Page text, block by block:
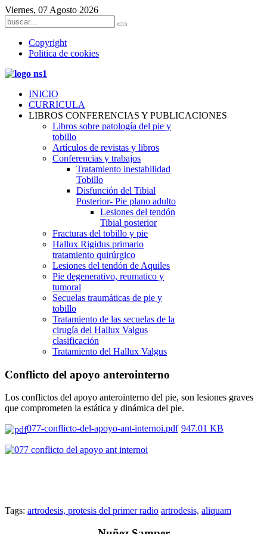
Viernes, 07 Agosto 2026
Copyright
Politica de cookies
INICIO
CURRICULA
LIBROS CONFERENCIAS Y PUBLICACIONES
Libros sobre patología del pie y
tobillo
Artículos de revistas y libros
Conferencias y trabajos
Tratamiento inestabilidad
Tobillo
Disfunción del Tibial
Posterior- Pie plano adulto
Lesiones del tendón
Tibial posterior
Fracturas del tobillo y pie
Hallux Rigidus primario
tratamiento quirúrgico
Lesiones del tendón de Aquiles
Pie degenerativo, reumatico y
tumoral
Secuelas traumáticas de pie y
tobillo
Tratamiento de las secuelas de la
cirugía del Hallux Valgus
clasificación
Tratamiento del Hallux Valgus
Conflicto del apoyo anterointerno
Los conflictos del apoyo anterointerno del pie, son lesiones graves
que comprometen la estática y dinámica del pie.
077-conflicto-del-apoyo-ant-internoi.pdf 947.01 KB
Tags: artrodesis, protesis del primer radio artrodesis, aliquam